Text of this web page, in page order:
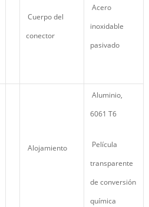
Cuerpo del
conector
Acero
inoxidable
pasivado
Alojamiento
Aluminio,
6061 T6
Película
transparente
de conversión
química